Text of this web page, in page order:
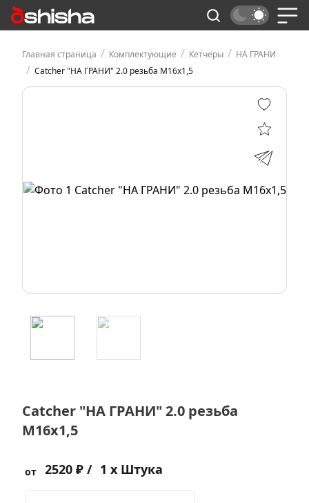
Главная страница / Комплектующие / Кетчеры / НА ГРАНИ
/ Catcher "НА ГРАНИ" 2.0 резьба M16х1,5
Catcher "НА ГРАНИ" 2.0 резьба
M16х1,5
от 2520 ₽ / 1 x Штука